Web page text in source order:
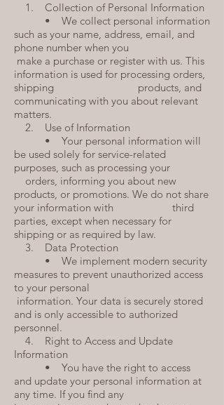
1. Collection of Personal Information
• We collect personal information
such as your name, address, email, and
phone number when you
make a purchase or register with us. This
information is used for processing orders,
shipping products, and
communicating with you about relevant
matters.
2. Use of Information
• Your personal information will
be used solely for service-related
purposes, such as processing your
orders, informing you about new
products, or promotions. We do not share
your information with third
parties, except when necessary for
shipping or as required by law.
3. Data Protection
• We implement modern security
measures to prevent unauthorized access
to your personal
information. Your data is securely stored
and is only accessible to authorized
personnel.
4. Right to Access and Update
Information
• You have the right to access
and update your personal information at
any time. If you find any